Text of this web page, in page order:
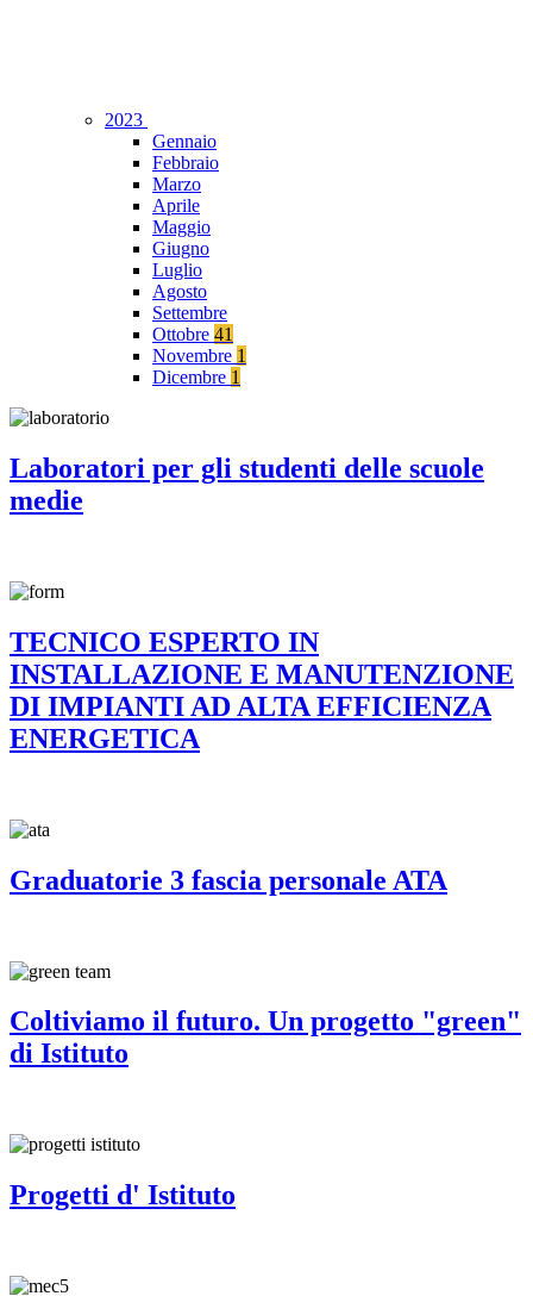
2023
Gennaio
Febbraio
Marzo
Aprile
Maggio
Giugno
Luglio
Agosto
Settembre
Ottobre 41
Novembre 1
Dicembre 1
Laboratori per gli studenti delle scuole
medie
TECNICO ESPERTO IN
INSTALLAZIONE E MANUTENZIONE
DI IMPIANTI AD ALTA EFFICIENZA
ENERGETICA
Graduatorie 3 fascia personale ATA
Coltiviamo il futuro. Un progetto "green"
di Istituto
Progetti d' Istituto